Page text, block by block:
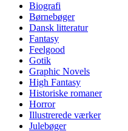
Biografi
Børnebøger
Dansk litteratur
Fantasy
Feelgood
Gotik
Graphic Novels
High Fantasy
Historiske romaner
Horror
Illustrerede værker
Julebøger